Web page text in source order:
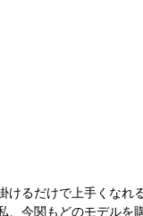
けるだけで上手くなれ
、今関もどのモデルを